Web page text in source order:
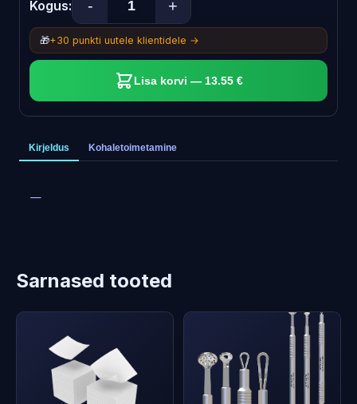
Kogus: - +
🎁+30 punkti uutele klientidele →
Lisa korvi — 13.55 €
Kirjeldus Kohaletoimetamine
—
Sarnased tooted